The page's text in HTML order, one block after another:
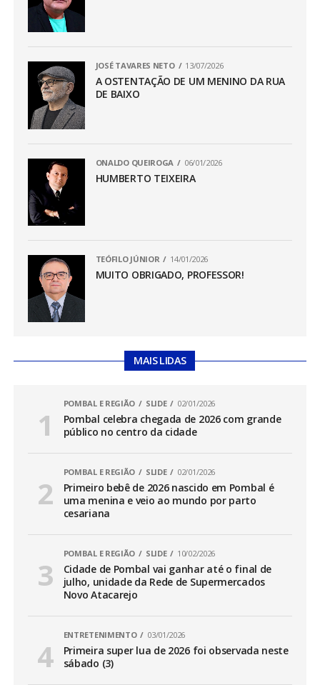
JOSÉ TAVARES NETO 13/07/2026
A OSTENTAÇÃO DE UM MENINO DA RUA
DE BAIXO
ONALDO QUEIROGA 06/01/2026
HUMBERTO TEIXEIRA
TEÓFILO JÚNIOR 14/01/2026
MUITO OBRIGADO, PROFESSOR!
MAIS LIDAS
POMBAL E REGIÃO SLIDE 02/01/2026
Pombal celebra chegada de 2026 com grande
público no centro da cidade
POMBAL E REGIÃO SLIDE 02/01/2026
Primeiro bebê de 2026 nascido em Pombal é
uma menina e veio ao mundo por parto
cesariana
POMBAL E REGIÃO SLIDE 10/02/2026
Cidade de Pombal vai ganhar até o final de
julho, unidade da Rede de Supermercados
Novo Atacarejo
ENTRETENIMENTO 03/01/2026
Primeira super lua de 2026 foi observada neste
sábado (3)